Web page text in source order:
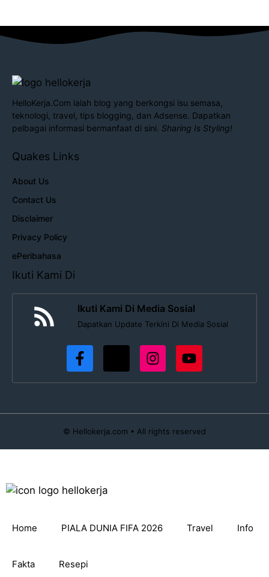
HelloKerja.Com ialah blog yang berkongsi isu semasa,
teknologi, travel, tips blogging, dan Adsense. Dapatkan
pelbagai informasi bermanfaat di sini. Sharing Is Styling!
Quakes Links
About Us
Contact Us
Disclaimer
Privacy Policy
ePeribahasa
Ikuti Kami Di
Ikuti Kami Di Media Sosial
Dapatkan Update Terkini Di Media Sosial
© Hellokerja.com • All rights reserved
Home PIALA DUNIA FIFA 2026 Travel Info
Fakta Resepi